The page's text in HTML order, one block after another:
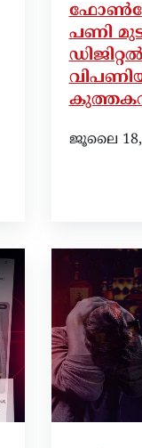
പണി
ജൂലൈ 18,